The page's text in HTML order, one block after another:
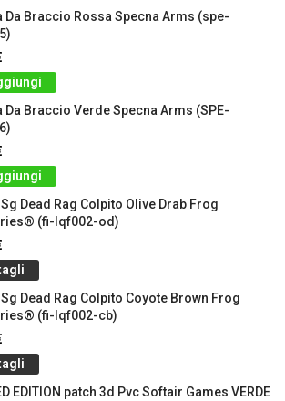
Da Braccio Rossa Specna Arms (spe-
Da Braccio Verde Specna Arms (SPE-
Dead Rag Colpito Olive Drab Frog
(fi-lqf002-od)
Dead Rag Colpito Coyote Brown Frog
(fi-lqf002-cb)
EDITION patch 3d Pvc Softair Games VERDE